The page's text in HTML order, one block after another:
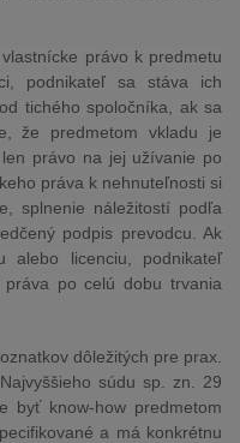
právo k predmetu
podnikateľ sa stáva ich
tichého spoločníka, ak sa
že predmetom vkladu je
právo na jej užívanie po
práva k nehnuteľnosti si
splnenie náležitostí podľa
podpis prevodcu. Ak
alebo licenciu, podnikateľ
po celú dobu trvania
dôležitých pre prax.
súdu sp. zn. 29
byť know-how predmetom
a má konkrétnu